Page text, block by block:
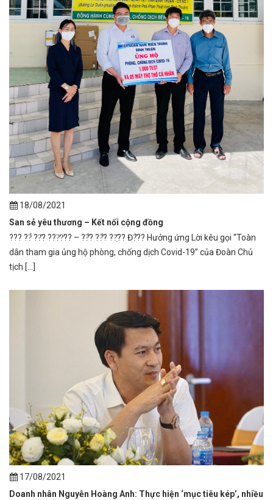
18/08/2021
San sẻ yêu thương – Kết nối cộng đồng
??? ??̉ ??̂? ???̛?̛?? – ??̂́? ??̂́? ??̣̂?? Đ?̂̀?? Hưởng ứng Lời kêu gọi “Toàn
dân tham gia ủng hộ phòng, chống dịch Covid-19” của Đoàn Chủ
tịch [...]
17/08/2021
Doanh nhân Nguyễn Hoàng Anh: Thực hiện ‘mục tiêu kép’, nhiều